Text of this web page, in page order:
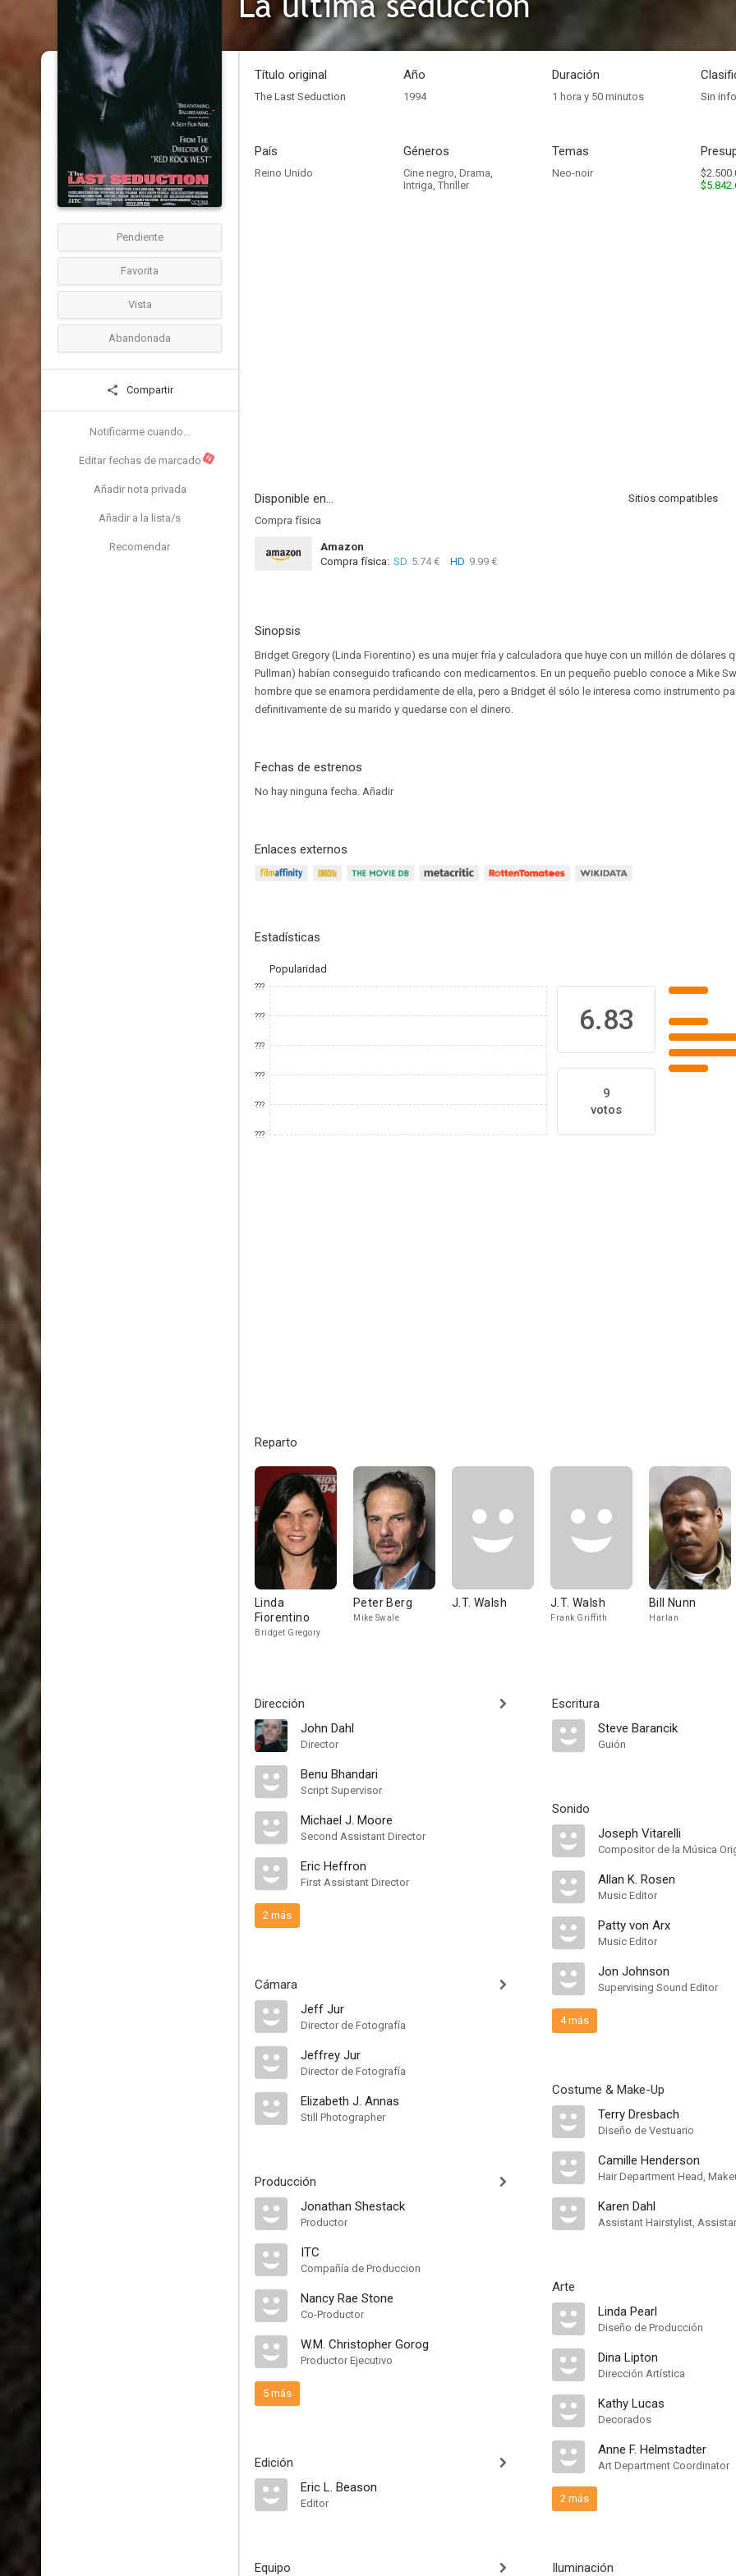
Pendiente
Favorita
Vista
Abandonada
Compartir
Notificarme cuando...
Editar fechas de marcado N
Añadir nota privada
Añadir a la lista/s
Recomendar
Título original
The Last Seduction
Año
1994
Duración
1 hora y 50 minutos Sin
País
Reino Unido
Géneros
Cine negro, Drama,
Intriga, Thriller
Temas
Neo-noir
Disponible en...
Sitios compatibles
Compra física
Amazon
Compra física: SD 5.74 € HD 9.99 €
Sinopsis
Bridget Gregory (Linda Fiorentino) es una mujer fría y calculadora que huye con un millón de dólares
Pullman) habían conseguido traficando con medicamentos. En un pequeño pueblo conoce a Mike
hombre que se enamora perdidamente de ella, pero a Bridget él sólo le interesa como instrumento
definitivamente de su marido y quedarse con el dinero.
Fechas de estrenos
No hay ninguna fecha. Añadir
Enlaces externos
Estadísticas
Popularidad
???
???
???
???
???
???
6.83
9
votos
Reparto
Linda
Fiorentino
Bridget Gregory
Peter Berg
Mike Swale
J.T. Walsh J.T. Walsh
Frank Griffith
Bill Nunn
Harlan
Dirección
John Dahl
Director
Benu Bhandari
Script Supervisor
Michael J. Moore
Second Assistant Director
Eric Heffron
First Assistant Director
2 más
Cámara
Jeff Jur
Director de Fotografía
Jeffrey Jur
Director de Fotografía
Elizabeth J. Annas
Still Photographer
Producción
Jonathan Shestack
Productor
ITC
Compañía de Produccion
Nancy Rae Stone
Co-Productor
W.M. Christopher Gorog
Productor Ejecutivo
5 más
Edición
Eric L. Beason
Editor
Equipo
Escritura
Steve Barancik
Guión
Sonido
Joseph Vitarelli
Compositor de la Música
Allan K. Rosen
Music Editor
Patty von Arx
Music Editor
Jon Johnson
Supervising Sound Editor
4 más
Costume & Make-Up
Terry Dresbach
Diseño de Vestuario
Camille Henderson
Karen Dahl
Assistant Hairstylist,
Arte
Linda Pearl
Diseño de Producción
Dina Lipton
Dirección Artística
Kathy Lucas
Decorados
Anne F. Helmstadter
Art Department Coordinator
2 más
Iluminación